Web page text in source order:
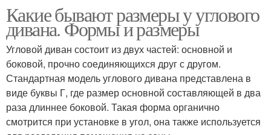
Какие бывают размеры у углового
дивана. Формы и размеры
Угловой диван состоит из двух частей: основной и
боковой, прочно соединяющихся друг с другом.
Стандартная модель углового дивана представлена в
виде буквы Г, где размер основной составляющей в два
раза длиннее боковой. Такая форма органично
смотрится при установке в угол, она также используется